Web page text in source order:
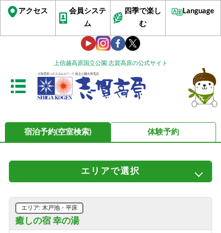
上信越高原国立公園 志賀高原の公式サイト
アクセス
会員システ
ム
四季で楽し
む
Language
宿泊予約(空室検索) 体験予約
エリアで選択
ビワ池・ジャイアント
一の瀬
癒しの宿 幸の湯
エリア: 木戸池・平床